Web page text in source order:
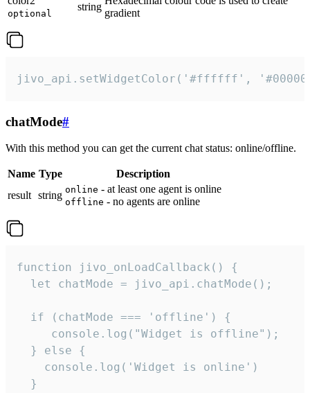
optional
string
gradient
jivo_api.setWidgetColor('#ffffff',
chatMode#
With this method you can get the current chat status: online/offline.
Name Type
Description
result string online - at least one agent is online
offline - no agents are online
function jivo_onLoadCallback() {
  let chatMode = jivo_api.chatMode();
  if (chatMode === 'offline') {
     console.log("Widget is offline");
  } else {
    console.log('Widget is online')
  }